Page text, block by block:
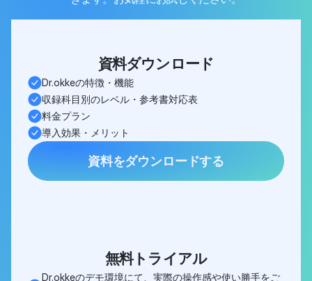
資料ダウンロード
Dr.okkeの特徴・機能
収録科目別のレベル・参考書対応表
料金プラン
導入効果・メリット
資料をダウンロードする
無料トライアル
Dr.okkeのデモ環境にて、実際の操作感や使い勝手をご